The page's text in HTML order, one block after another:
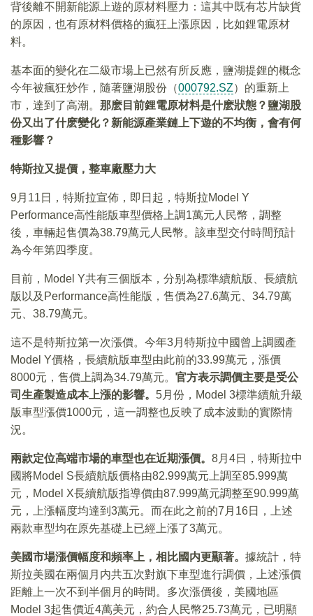
背後離不開新能源上遊的原材料壓力：這其中既有芯片缺貨
的原因，也有原材料價格的瘋狂上漲原因，比如鋰電原材
料。
基本面的變化在二級市場上已然有所反應，鹽湖提鋰的概念
今年被瘋狂炒作，隨著鹽湖股份（000792.SZ）的重新上
市，達到了高潮。 那麽目前鋰電原材料是什麽狀態？鹽湖股
份又出了什麽變化？新能源產業鏈上下遊的不均衡，會有何
種影響？
特斯拉又提價，整車廠壓力大
9月11日，特斯拉宣佈，即日起，特斯拉Model Y
Performance高性能版車型價格上調1萬元人民幣，調整
後，車輛起售價為38.79萬元人民幣。該車型交付時間預計
為今年第四季度。
目前，Model Y共有三個版本，分别為標準續航版、長續航
版以及Performance高性能版，售價為27.6萬元、34.79萬
元、38.79萬元。
這不是特斯拉第一次漲價。今年3月特斯拉中國曾上調國產
Model Y價格，長續航版車型由此前的33.99萬元，漲價
8000元，售價上調為34.79萬元。 官方表示調價主要是受公
司生產製造成本上漲的影響。 5月份，Model 3標準續航升級
版車型漲價1000元，這一調整也反映了成本波動的實際情
況。
兩款定位高端市場的車型也在近期漲價。 8月4日，特斯拉中
國將Model S長續航版價格由82.999萬元上調至85.999萬
元，Model X長續航版指導價由87.999萬元調整至90.999萬
元，上漲幅度均達到3萬元。而在此之前的7月16日，上述
兩款車型均在原先基礎上已經上漲了3萬元。
美國市場漲價幅度和頻率上，相比國内更顯著。 據統計，特
斯拉美國在兩個月内共五次對旗下車型進行調價，上述漲價
距離上一次不到半個月的時間。多次漲價後，美國地區
Model 3起售價近4萬美元，約合人民幣25.73萬元，已明顯